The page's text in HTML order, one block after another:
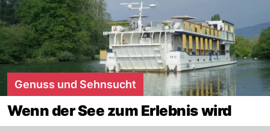
Genuss und Sehnsucht
Wenn der See zum Erlebnis wird